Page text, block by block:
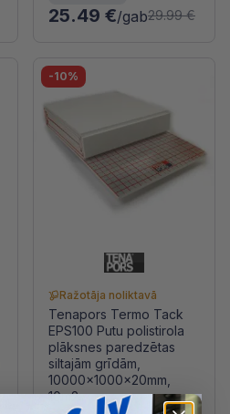
25.49 €/gab29.99 €
-10%
Ražotāja noliktavā
Tenapors Termo Tack
EPS100 Putu polistirola
plāksnes paredzētas
siltajām grīdām,
10000x1000x20mm,
10m2